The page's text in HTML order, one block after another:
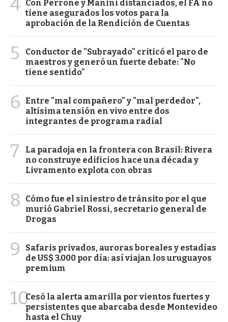
Con Perrone y Manini distanciados, el FA no
tiene asegurados los votos para la
aprobación de la Rendición de Cuentas
5
Conductor de "Subrayado" criticó el paro de
maestros y generó un fuerte debate: "No
tiene sentido"
6
Entre "mal compañero" y "mal perdedor",
altísima tensión en vivo entre dos
integrantes de programa radial
7
La paradoja en la frontera con Brasil: Rivera
no construye edificios hace una década y
Livramento explota con obras
8
Cómo fue el siniestro de tránsito por el que
murió Gabriel Rossi, secretario general de
Drogas
9
Safaris privados, auroras boreales y estadías
de US$ 3.000 por día: así viajan los uruguayos
premium
10Cesó la alerta amarilla por vientos fuertes y
persistentes que abarcaba desde Montevideo
hasta el Chuy